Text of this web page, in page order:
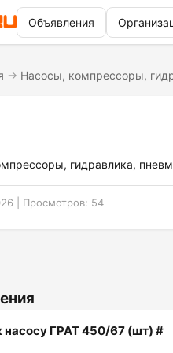
Объявления
→ Насосы, компрессоры,
гидравлика,
| Просмотров: 54
насосу ГРАТ 450/67 (шт) #